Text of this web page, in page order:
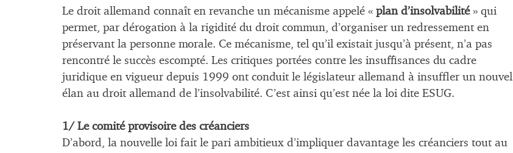
Le droit allemand connaît en revanche un mécanisme appelé « plan d’insolvabilité» qui
permet, par dérogation à la rigidité du droit commun, d’organiser un redressement en
préservant la personne morale. Ce mécanisme, tel qu’il existait jusqu’à présent, n’a pas
rencontré le succès escompté. Les critiques portées contre les insuffisances du cadre
juridique en vigueur depuis 1999 ont conduit le législateur allemand à insuffler un nouvel
élan au droit allemand de l’insolvabilité. C’est ainsi qu’est née la loi dite ESUG.
1/ Le comité provisoire des créanciers
D’abord, la nouvelle loi fait le pari ambitieux d’impliquer davantage les créanciers tout au